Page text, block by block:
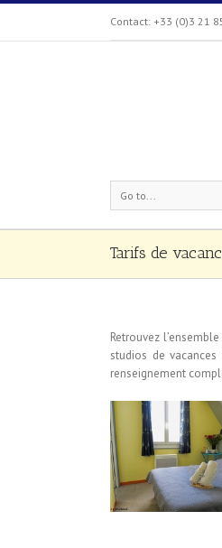
Contact: +33 (0)3 21
Go to...
Tarifs de
Retrouvez
studios de
renseignement